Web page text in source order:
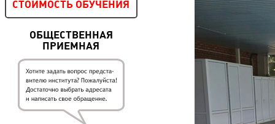
СТОИМОСТЬ ОБУЧЕНИЯ
ОБЩЕСТВЕННАЯ
ПРИЕМНАЯ